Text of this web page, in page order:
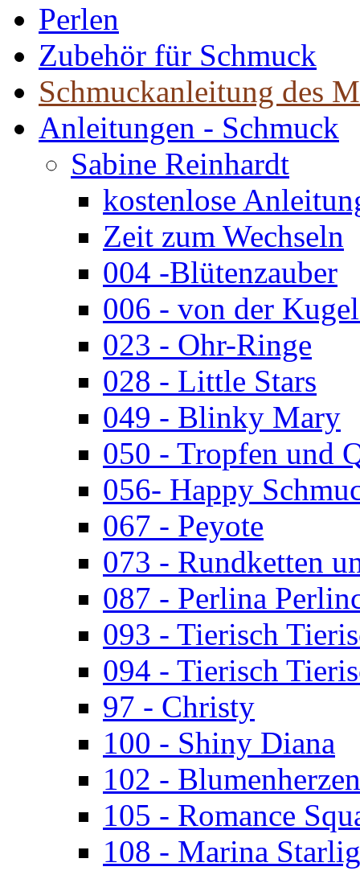
Perlen
Zubehör für Schmuck
Schmuckanleitung des
Anleitungen - Schmuck
Sabine Reinhardt
kostenlose
Zeit zum Wechseln
004 -Blütenzauber
006 - von der
023 - Ohr-Ringe
028 - Little Stars
049 - Blinky Mary
050 - Tropfen und
056- Happy
067 - Peyote
073 - Rundketten
087 - Perlina
093 - Tierisch
094 - Tierisch
97 - Christy
100 - Shiny Diana
102 - Blumenherzen
105 - Romance
108 - Marina